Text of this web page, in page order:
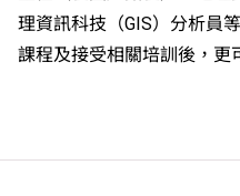
理資訊科技（GIS）分析員
課程及接受相關培訓後，更